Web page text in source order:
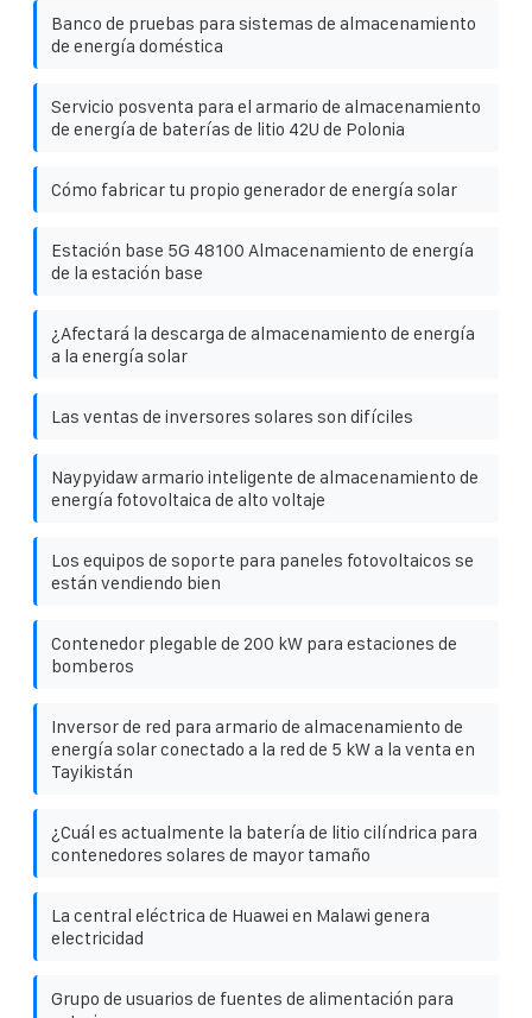
Banco de pruebas para sistemas de almacenamiento
de energía doméstica
Servicio posventa para el armario de almacenamiento
de energía de baterías de litio 42U de Polonia
Cómo fabricar tu propio generador de energía solar
Estación base 5G 48100 Almacenamiento de energía
de la estación base
¿Afectará la descarga de almacenamiento de energía
a la energía solar
Las ventas de inversores solares son difíciles
Naypyidaw armario inteligente de almacenamiento de
energía fotovoltaica de alto voltaje
Los equipos de soporte para paneles fotovoltaicos se
están vendiendo bien
Contenedor plegable de 200 kW para estaciones de
bomberos
Inversor de red para armario de almacenamiento de
energía solar conectado a la red de 5 kW a la venta en
Tayikistán
¿Cuál es actualmente la batería de litio cilíndrica para
contenedores solares de mayor tamaño
La central eléctrica de Huawei en Malawi genera
electricidad
Grupo de usuarios de fuentes de alimentación para